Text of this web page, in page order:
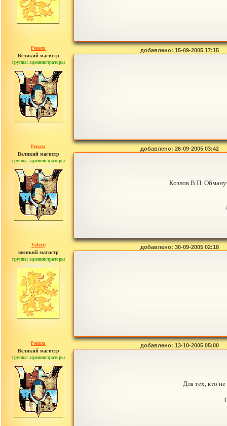
Рената
Великий магистр
группа: администраторы
сообщений: 30442
добавлено: 15-09-2005 17:15
Рената
Великий магистр
группа: администраторы
сообщений: 30442
добавлено: 26-09-2005 03:42
Козлов В.П.
Valerij
великий магистр
группа: администраторы
сообщений: 3753
добавлено: 30-09-2005 02:18
Рената
Великий магистр
группа: администраторы
сообщений: 30442
добавлено: 13-10-2005 05:00
Для тех, кто